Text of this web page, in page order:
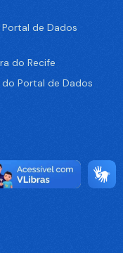
de Dados
do Recife
Portal de Dados